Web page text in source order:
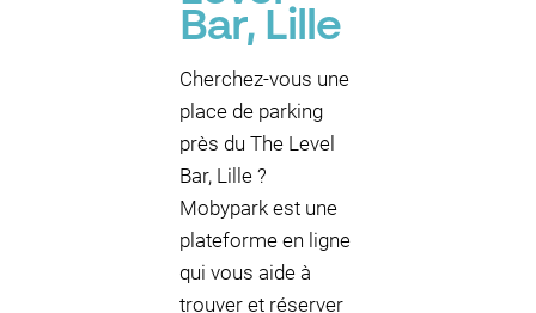
Bar, Lille
Cherchez-vous une
place de parking
près du The Level
Bar, Lille ?
Mobypark est une
plateforme en ligne
qui vous aide à
trouver et réserver